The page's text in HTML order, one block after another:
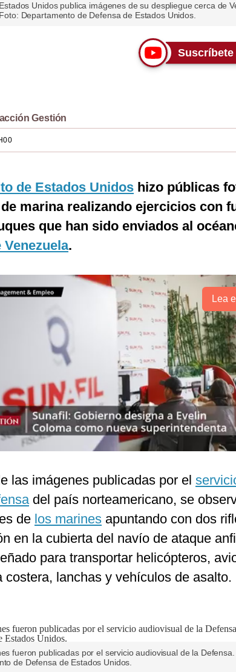
Unidos publica imágenes de su despliegue cerca de
Departamento de Defensa de Estados Unidos.
Suscríbete
Gestión
de Estados Unidos hizo públicas
marina realizando ejercicios con
que han sido enviados al
Venezuela.
Lea
las imágenes publicadas por el
del país norteamericano, se
de los marines apuntando con dos
en la cubierta del navío de ataque
para transportar helicópteros,
costera, lanchas y vehículos de asalto.
fueron publicadas por el servicio audiovisual de la
de Defensa de Estados Unidos.